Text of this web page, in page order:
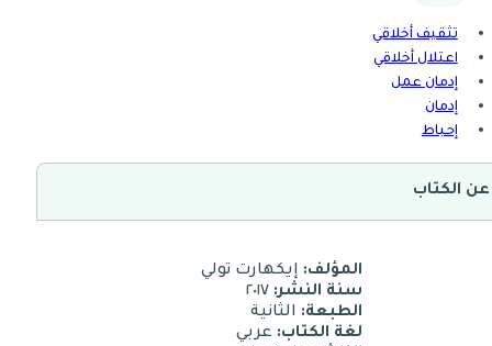
تثقيف أخلاقي
اعتلال أخلاقي
إدمان عمل
إدمان
إحباط
عن الكتاب
المؤلف: إيكهارت تولي
سنة النشر: ٢٠١٧
الطبعة: الثانية
لغة الكتاب: عربي